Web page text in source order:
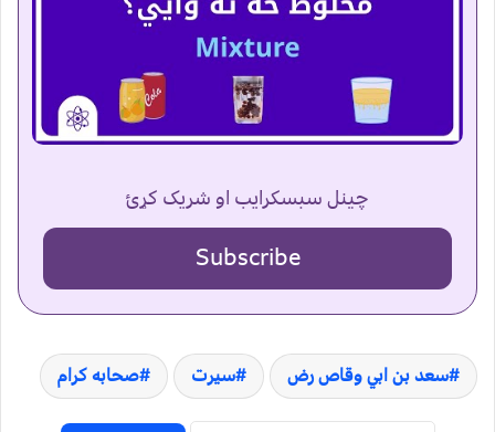
چینل سبسکرایب او شریک کړئ
Subscribe
سعد بن ابي وقاص رض سیرت صحابه کرام